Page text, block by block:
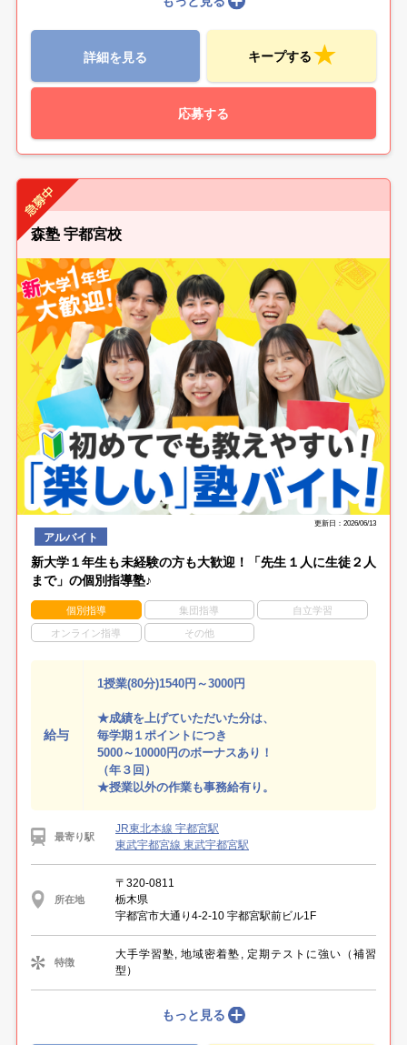
詳細を見る キープする
応募する
森塾 宇都宮校
更新日：2026/06/13
アルバイト
新大学１年生も未経験の方も大歓迎！「先生１人に生徒２人
まで」の個別指導塾♪
個別指導 集団指導 自立学習
オンライン指導 その他
給与
1授業(80分)1540円～3000円
★成績を上げていただいた分は、
毎学期１ポイントにつき
5000～10000円のボーナスあり！
（年３回）
★授業以外の作業も事務給有り。
最寄り駅
JR東北本線 宇都宮駅
東武宇都宮線 東武宇都宮駅
所在地
〒320-0811
栃木県
宇都宮市大通り4-2-10 宇都宮駅前ビル1F
特徴
大手学習塾, 地域密着塾, 定期テストに強い（補習
型）
もっと見る